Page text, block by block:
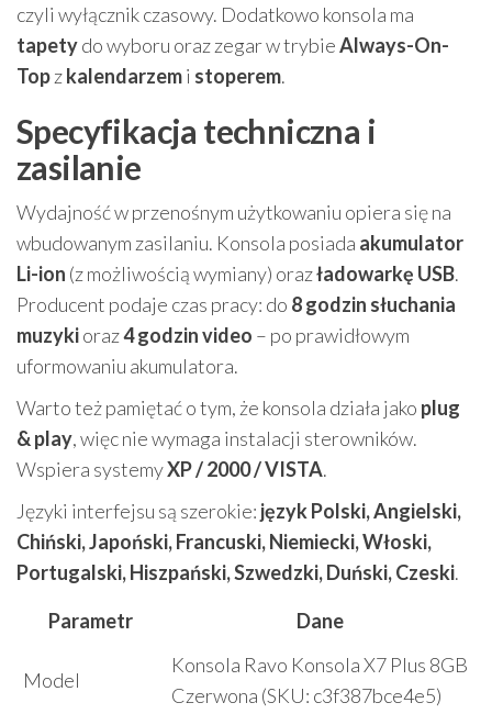
czyli wyłącznik czasowy. Dodatkowo konsola ma
tapetydo wyboru oraz zegar w trybieAlways-On-
Topzkalendarzemi stoperem.
Specyfikacja techniczna i
zasilanie
Wydajność w przenośnym użytkowaniu opiera się na
wbudowanym zasilaniu. Konsola posiada akumulator
Li-ion (z możliwością wymiany) orazładowarkę USB.
Producent podaje czas pracy: do 8 godzin słuchania
muzykioraz4 godzin video – po prawidłowym
uformowaniu akumulatora.
Warto też pamiętać o tym, że konsola działa jako plug
& play, więc nie wymaga instalacji sterowników.
Wspiera systemyXP / 2000 / VISTA.
Języki interfejsu są szerokie: język Polski, Angielski,
Chiński, Japoński, Francuski, Niemiecki, Włoski,
Portugalski, Hiszpański, Szwedzki, Duński, Czeski.
Parametr
Dane
Model
Konsola Ravo Konsola X7 Plus 8GB
Czerwona (SKU: c3f387bce4e5)